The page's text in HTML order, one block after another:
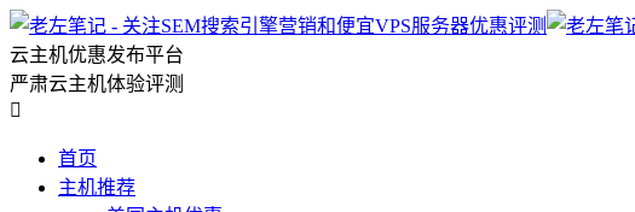
云主机优惠发布平台
严肃云主机体验评测

首页
主机推荐